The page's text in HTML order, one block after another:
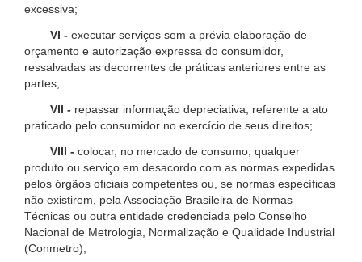
excessiva;
VI - executar serviços sem a prévia elaboração de
orçamento e autorização expressa do consumidor,
ressalvadas as decorrentes de práticas anteriores entre as
partes;
VII - repassar informação depreciativa, referente a ato
praticado pelo consumidor no exercício de seus direitos;
VIII - colocar, no mercado de consumo, qualquer
produto ou serviço em desacordo com as normas expedidas
pelos órgãos oficiais competentes ou, se normas específicas
não existirem, pela Associação Brasileira de Normas
Técnicas ou outra entidade credenciada pelo Conselho
Nacional de Metrologia, Normalização e Qualidade Industrial
(Conmetro);